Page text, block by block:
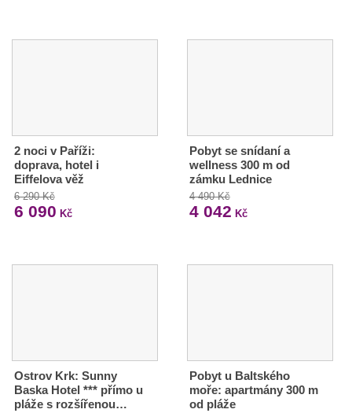
2 noci v Paříži:
doprava, hotel i
Eiffelova věž
6 290 Kč
6 090 Kč
Pobyt se snídaní a
wellness 300 m od
zámku Lednice
4 490 Kč
4 042 Kč
Ostrov Krk: Sunny
Baska Hotel *** přímo u
pláže s rozšířenou…
Pobyt u Baltského
moře: apartmány 300 m
od pláže